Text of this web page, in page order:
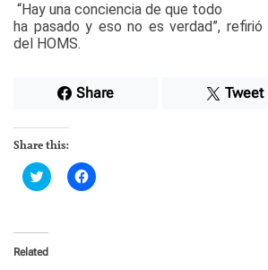
“Hay una conciencia de que todo
ha pasado y eso no es verdad”,
del HOMS.
Share Tweet
Share this:
C
l
t
o
s
C
l
Related